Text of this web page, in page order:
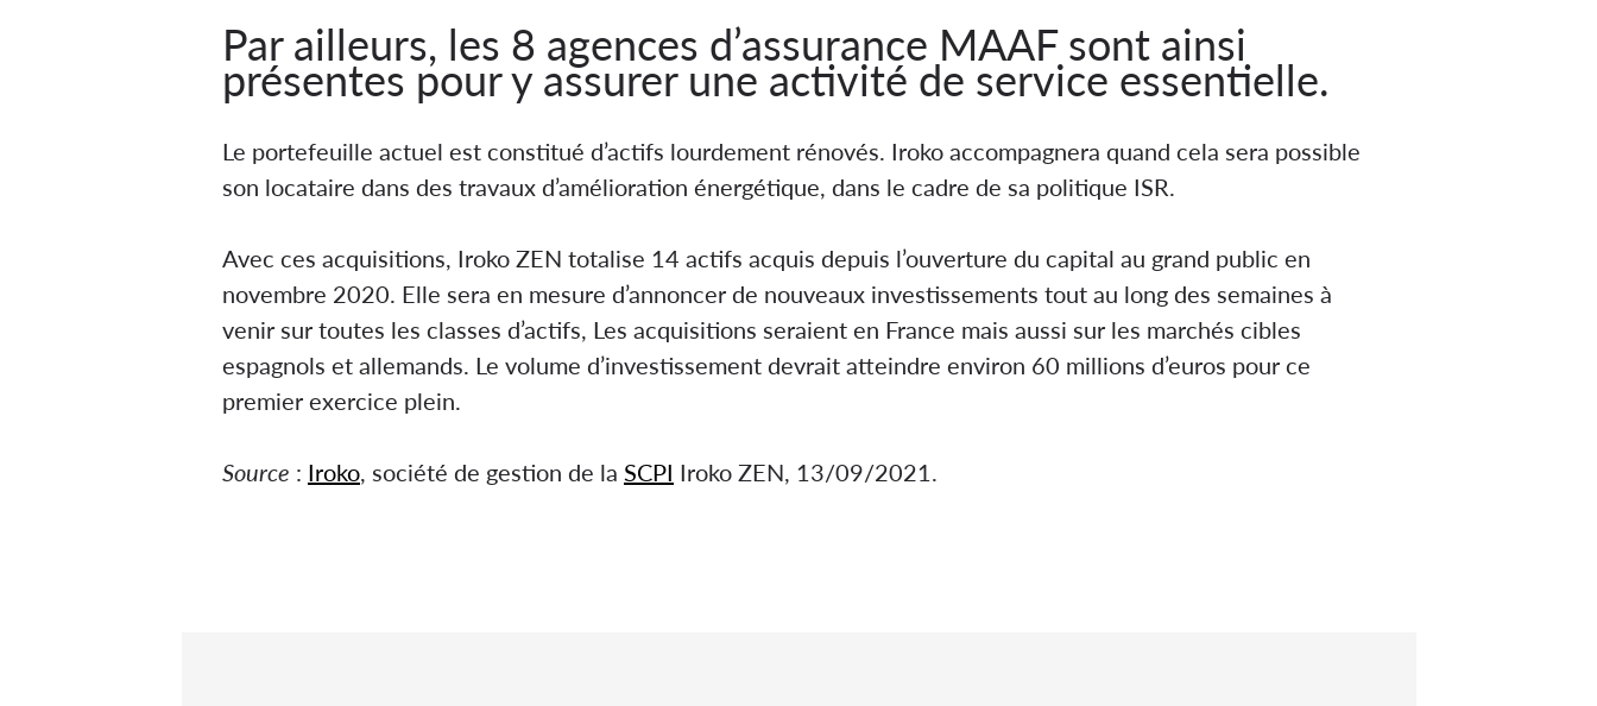
Par ailleurs, les 8 agences d’assurance MAAF sont ainsi
présentes pour y assurer une activité de service essentielle.
Le portefeuille actuel est constitué d’actifs lourdement rénovés. Iroko accompagnera quand cela sera possible
son locataire dans des travaux d’amélioration énergétique, dans le cadre de sa politique ISR.
Avec ces acquisitions, Iroko ZEN totalise 14 actifs acquis depuis l’ouverture du capital au grand public en
novembre 2020. Elle sera en mesure d’annoncer de nouveaux investissements tout au long des semaines à
venir sur toutes les classes d’actifs, Les acquisitions seraient en France mais aussi sur les marchés cibles
espagnols et allemands. Le volume d’investissement devrait atteindre environ 60 millions d’euros pour ce
premier exercice plein.
Source : Iroko, société de gestion de la SCPI Iroko ZEN, 13/09/2021.